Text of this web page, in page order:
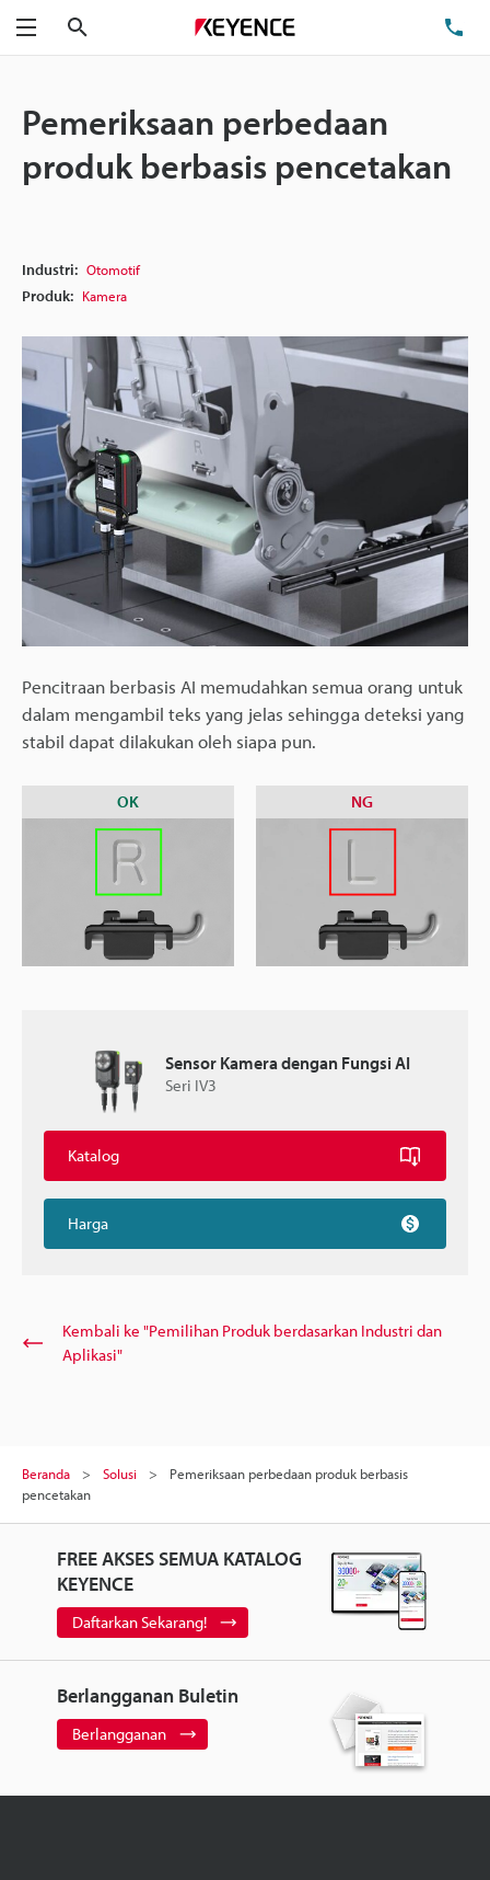
Menu
Pemeriksaan perbedaan
produk berbasis pencetakan
Industri: Otomotif
Produk: Kamera
Pencitraan berbasis AI memudahkan semua orang untuk
dalam mengambil teks yang jelas sehingga deteksi yang
stabil dapat dilakukan oleh siapa pun.
OK NG
Sensor Kamera dengan Fungsi AI
Seri IV3
Katalog
Harga
Kembali ke "Pemilihan Produk berdasarkan Industri dan
Aplikasi"
Beranda Solusi
Pemeriksaan perbedaan produk berbasis
pencetakan
FREE AKSES SEMUA KATALOG
KEYENCE
Daftarkan Sekarang!
Berlangganan Buletin
Berlangganan